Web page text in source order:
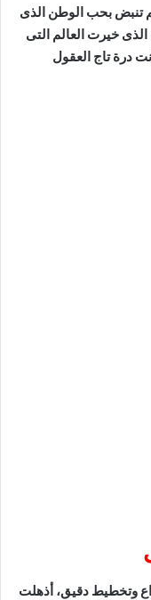
تنبض بحب الوطن الذى
خيرت العالم التى
درة تاج العقول
وتخطيط دقيق، أذهلت